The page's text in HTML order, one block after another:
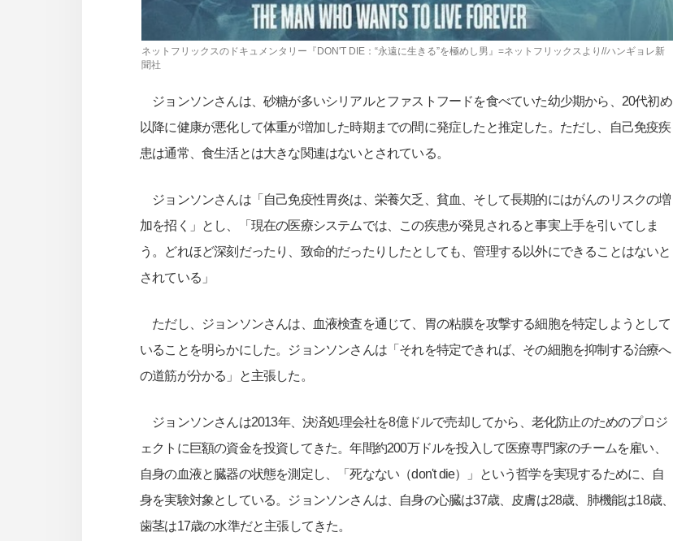
ネットフリックスのドキュメンタリー『DON'T DIE：“永遠に生きる”を極めし男』=ネットフリックスより//ハンギョレ新
聞社
ジョンソンさんは、砂糖が多いシリアルとファストフードを食べていた幼少期から、20代初め
以降に健康が悪化して体重が増加した時期までの間に発症したと推定した。ただし、自己免疫疾
患は通常、食生活とは大きな関連はないとされている。
ジョンソンさんは「自己免疫性胃炎は、栄養欠乏、貧血、そして長期的にはがんのリスクの増
加を招く」とし、「現在の医療システムでは、この疾患が発見されると事実上手を引いてしま
う。どれほど深刻だったり、致命的だったりしたとしても、管理する以外にできることはないと
されている」
ただし、ジョンソンさんは、血液検査を通じて、胃の粘膜を攻撃する細胞を特定しようとして
いることを明らかにした。ジョンソンさんは「それを特定できれば、その細胞を抑制する治療へ
の道筋が分かる」と主張した。
ジョンソンさんは2013年、決済処理会社を8億ドルで売却してから、老化防止のためのプロジ
ェクトに巨額の資金を投資してきた。年間約200万ドルを投入して医療専門家のチームを雇い、
自身の血液と臓器の状態を測定し、「死なない（don't die）」という哲学を実現するために、自
身を実験対象としている。ジョンソンさんは、自身の心臓は37歳、皮膚は28歳、肺機能は18歳、
歯茎は17歳の水準だと主張してきた。